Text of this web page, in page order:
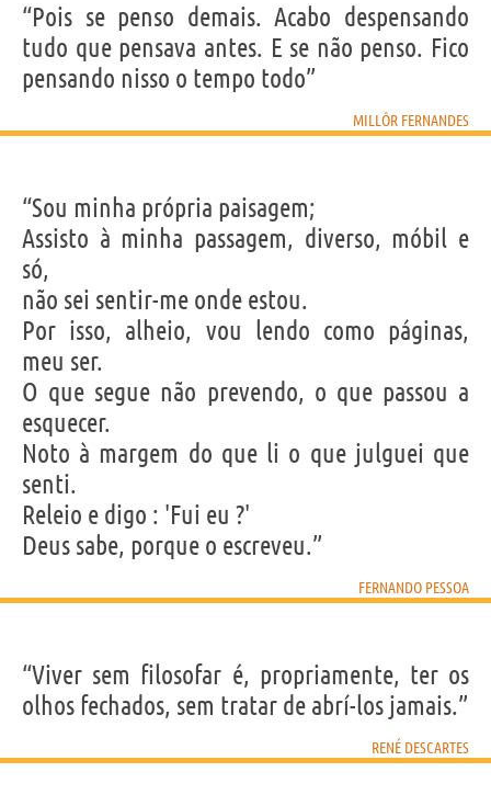
“Pois se penso demais. Acabo despensando
tudo que pensava antes. E se não penso. Fico
pensando nisso o tempo todo”
MILLÔR FERNANDES
“Sou minha própria paisagem;
Assisto à minha passagem, diverso, móbil e
só,
não sei sentir-me onde estou.
Por isso, alheio, vou lendo como páginas,
meu ser.
O que segue não prevendo, o que passou a
esquecer.
Noto à margem do que li o que julguei que
senti.
Releio e digo : 'Fui eu ?'
Deus sabe, porque o escreveu.”
FERNANDO PESSOA
“Viver sem filosofar é, propriamente, ter os
olhos fechados, sem tratar de abrí-los jamais.”
RENÉ DESCARTES